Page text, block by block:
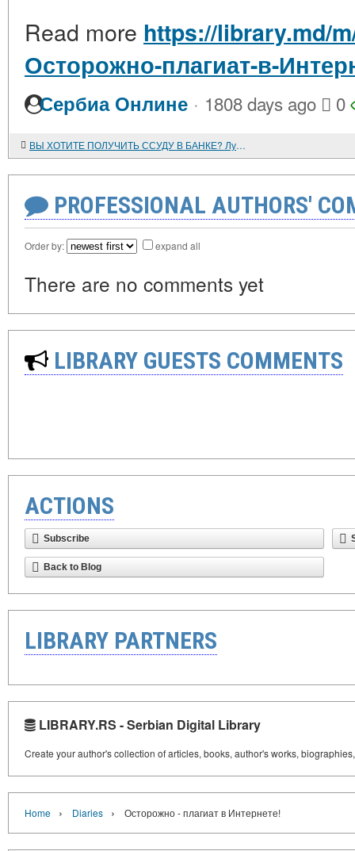
Read more https://library.md/
Осторожно-плагиат-в-
Сербиа Онлине · 1808 days ago 0
ВЫ ХОТИТЕ ПОЛУЧИТЬ ССУДУ В БАНКЕ? Лучше не надо, могут обмануть
PROFESSIONAL AUTHORS'
Order by: expand all
There are no comments yet
LIBRARY GUESTS COMMENTS
ACTIONS
Subscribe
Back to Blog
LIBRARY PARTNERS
LIBRARY.RS - Serbian Digital Library
Create your author's collection of articles, books, author's works,
Home › Diaries › Осторожно - плагиат в Интернете!